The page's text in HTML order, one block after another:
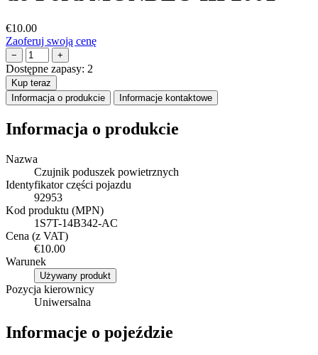
€10.00
Zaoferuj swoją cenę
− +
Dostępne zapasy: 2
Kup teraz
Informacja o produkcie
Informacje kontaktowe
Informacja o produkcie
Nazwa
Czujnik poduszek powietrznych
Identyfikator części pojazdu
92953
Kod produktu (MPN)
1S7T-14B342-AC
Cena (z VAT)
€10.00
Warunek
Używany produkt
Pozycja kierownicy
Uniwersalna
Informacje o pojeździe